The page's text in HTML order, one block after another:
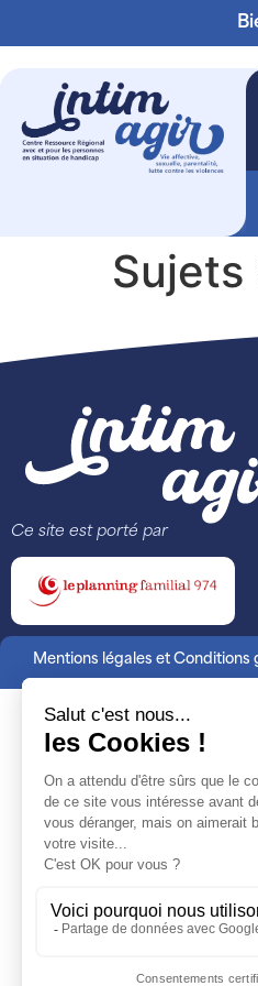
Sujets
Ce site est porté par
Mentions légales et Conditions